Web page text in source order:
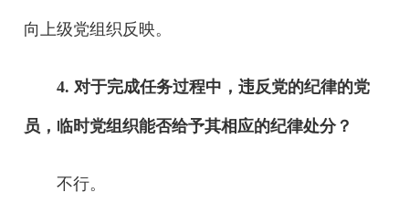
向上级党组织反映。
4. 对于完成任务过程中，违反党的纪律的党
员，临时党组织能否给予其相应的纪律处分？
不行。